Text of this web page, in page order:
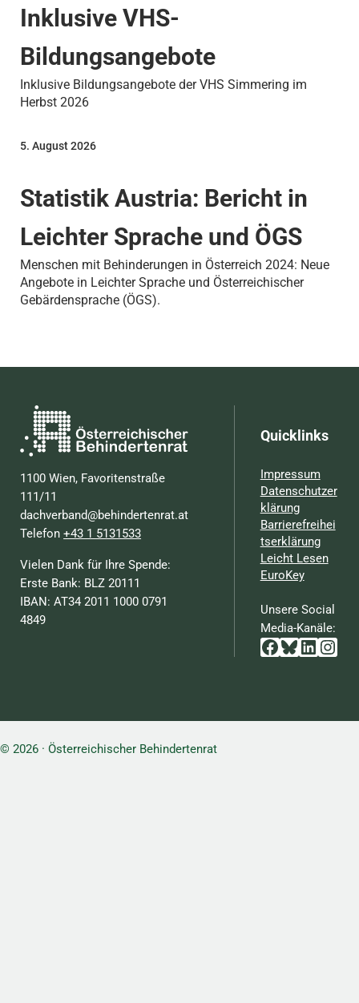
Inklusive VHS-
Bildungsangebote
Inklusive Bildungsangebote der VHS Simmering im
Herbst 2026
Statistik Austria: Bericht in
Leichter Sprache und ÖGS
5. August 2026
Menschen mit Behinderungen in Österreich 2024: Neue
Angebote in Leichter Sprache und Österreichischer
Gebärdensprache (ÖGS).
1100 Wien, Favoritenstraße
111/11
dachverband@behindertenrat.at
Telefon+43 1 5131533
Vielen Dank für Ihre Spende:
Erste Bank: BLZ 20111
IBAN: AT34 2011 1000 0791
4849
Quicklinks
Impressum
Datenschutzer
klärung
Barrierefreihei
tserklärung
Leicht Lesen
EuroKey
Unsere Social
Media-Kanäle:
Facebook
Bluesky
© 2026 · Österreichischer Behindertenrat